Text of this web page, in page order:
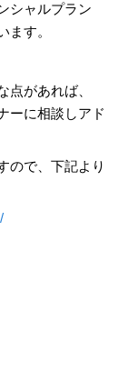
シャルプラン
す。
があれば、
ーに相談しアド
ので、下記より